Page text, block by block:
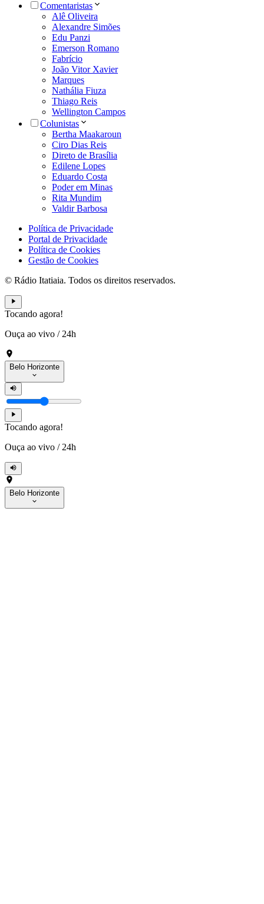
Comentaristas
Alê Oliveira
Alexandre Simões
Edu Panzi
Emerson Romano
Fabrício
João Vitor Xavier
Marques
Nathália Fiuza
Thiago Reis
Wellington Campos
Colunistas
Bertha Maakaroun
Ciro Dias Reis
Direto de Brasília
Edilene Lopes
Eduardo Costa
Poder em Minas
Rita Mundim
Valdir Barbosa
Política de Privacidade
Portal de Privacidade
Política de Cookies
Gestão de Cookies
© Rádio Itatiaia. Todos os direitos reservados.
Tocando agora!
Ouça ao vivo / 24h
Belo Horizonte
Tocando agora!
Ouça ao vivo / 24h
Belo Horizonte